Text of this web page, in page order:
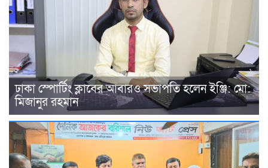
ঢাকা স্পোর্টিং ক্লাবের আবারও সভাপতি হলেন ইঞ্জি: মো:
মিজানুর রহমান